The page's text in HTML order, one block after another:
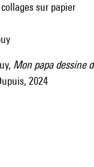
sur papier
Mon papa dessine
2024